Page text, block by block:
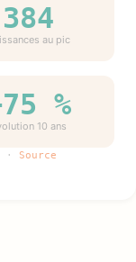
384
au pic
%
10 ans
· Source